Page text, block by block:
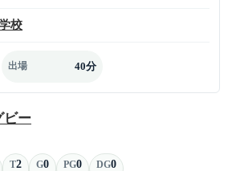
校
出場 40分
ビー
T2 G0 PG0 DG0